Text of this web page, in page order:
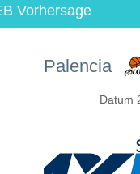
Vorhersage
Palencia
Datum